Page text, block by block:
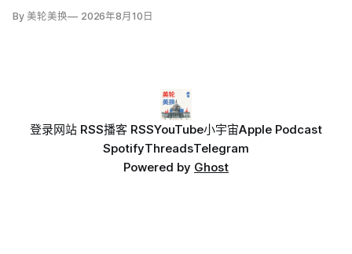
By 美轮美换 2026年8月10日
登录网站 RSS播客 RSSYouTube小宇宙Apple Podcast
SpotifyThreadsTelegram
Powered by Ghost